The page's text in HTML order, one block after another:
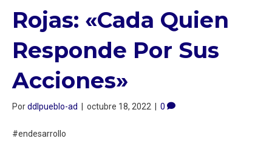
Rojas: «Cada Quien
Responde Por Sus
Acciones»
Porddlpueblo-ad octubre 18, 2022 0
#endesarrollo